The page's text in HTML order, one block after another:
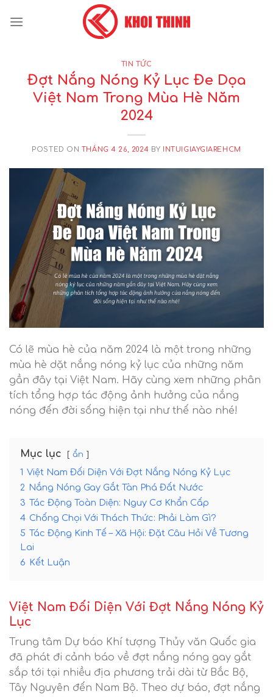
TIN TỨC
Đợt Nắng Nóng Kỷ Lục Đe Dọa
Việt Nam Trong Mùa Hè Năm
2024
POSTED ON THÁNG 4 26, 2024 BY INTUIGIAYGIAREHCM
Có lẽ mùa hè của năm 2024 là một trong những
mùa hè dặt nắng nóng kỷ lục của những năm
gần đây tại Việt Nam. Hãy cùng xem những phân
tích tổng hợp tác động ảnh hưởng của nắng
nóng đến đời sống hiện tại như thế nào nhé!
Mục lục ẩn
1 Việt Nam Đối Diện Với Đợt Nắng Nóng Kỷ Lục
2 Nắng Nóng Gay Gắt Tàn Phá Đất Nước
3 Tác Động Toàn Diện: Nguy Cơ Khẩn Cấp
4 Chống Chọi Với Thách Thức: Phải Làm Gì?
5 Tác Động Kinh Tế – Xã Hội: Đặt Câu Hỏi Về Tương
Lai
6 Kết Luận
Việt Nam Đối Diện Với Đợt Nắng Nóng Kỷ
Lục
Trung tâm Dự báo Khí tượng Thủy văn Quốc gia
đã phát đi cảnh báo về đợt nắng nóng gay gắt
sắp tới tại nhiều địa phương trải dài từ Bắc Bộ,
Tây Nguyên đến Nam Bộ. Theo dự báo, đợt nắng